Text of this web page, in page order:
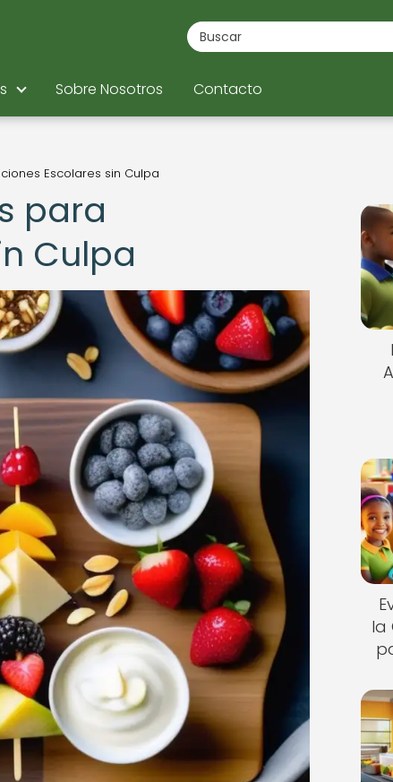
Sobre Nosotros Contacto
Escolares sin Culpa
para
Culpa
la